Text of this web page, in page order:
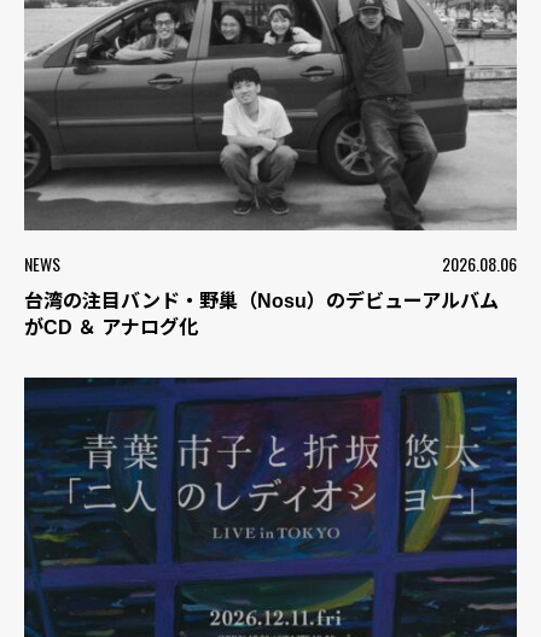
NEWS 2026.08.06
台湾の注目バンド・野巢（Nosu）のデビューアルバム
がCD ＆ アナログ化